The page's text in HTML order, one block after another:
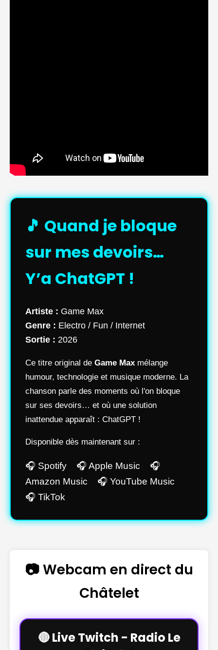
🎵 Quand je bloque
sur mes devoirs…
Y’a ChatGPT !
Artiste : Game Max
Genre : Electro / Fun / Internet
Sortie : 2026
Ce titre original de Game Max mélange
humour, technologie et musique moderne. La
chanson parle des moments où l'on bloque
sur ses devoirs… et où une solution
inattendue apparaît : ChatGPT !
Disponible dès maintenant sur :
🎧 Spotify 🎧 Apple Music 🎧
Amazon Music 🎧 YouTube Music
🎧 TikTok
📷 Webcam en direct du
Châtelet
🔴 Live Twitch - Radio Le